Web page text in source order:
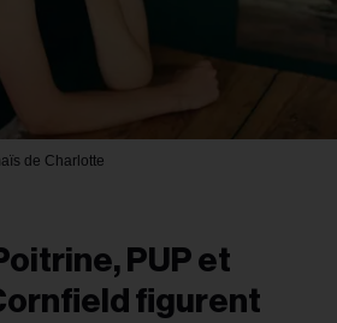
de Charlotte
PUP et
figurent